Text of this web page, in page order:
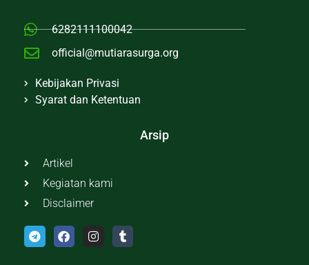
6282111100042
official@mutiarasurga.org
Kebijakan Privasi
Syarat dan Ketentuan
Arsip
Artikel
Kegiatan kami
Disclaimer